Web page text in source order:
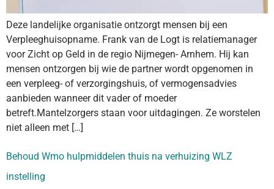
Deze landelijke organisatie ontzorgt mensen bij een
Verpleeghuisopname. Frank van de Logt is relatiemanager
voor Zicht op Geld in de regio Nijmegen- Arnhem. Hij kan
mensen ontzorgen bij wie de partner wordt opgenomen in
een verpleeg- of verzorgingshuis, of vermogensadvies
aanbieden wanneer dit vader of moeder
betreft.Mantelzorgers staan voor uitdagingen. Ze worstelen
niet alleen met […]
Behoud Wmo hulpmiddelen thuis na verhuizing WLZ
instelling